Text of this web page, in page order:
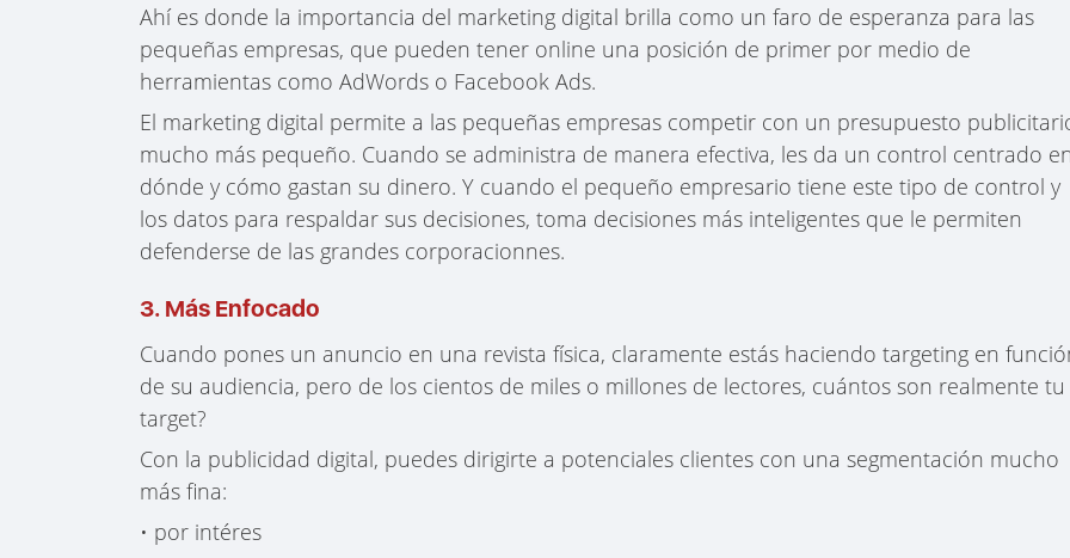
Ahí es donde la importancia del marketing digital brilla como un faro de esperanza para las
pequeñas empresas, que pueden tener online una posición de primer por medio de
herramientas como AdWords o Facebook Ads.
El marketing digital permite a las pequeñas empresas competir con un presupuesto
mucho más pequeño. Cuando se administra de manera efectiva, les da un control centrado
dónde y cómo gastan su dinero. Y cuando el pequeño empresario tiene este tipo de control y
los datos para respaldar sus decisiones, toma decisiones más inteligentes que le permiten
defenderse de las grandes corporacionnes.
3. Más Enfocado
Cuando pones un anuncio en una revista física, claramente estás haciendo targeting en
de su audiencia, pero de los cientos de miles o millones de lectores, cuántos son realmente tu
target?
Con la publicidad digital, puedes dirigirte a potenciales clientes con una segmentación mucho
más fina:
• por intéres